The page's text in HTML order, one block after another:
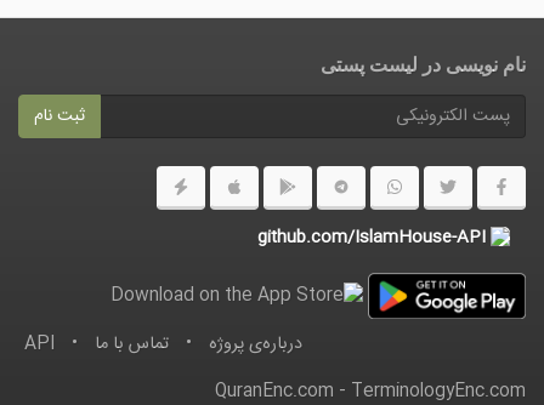
نام نویسی در ليست پستى
ثبت نام
github.com/IslamHouse-API
درباره‌ى پروژه • تماس با ما •
API
QuranEnc.com - TerminologyEnc.com